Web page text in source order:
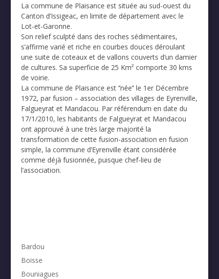
La commune de Plaisance est située au sud-ouest du
Canton d’Issigeac, en limite de département avec le
Lot-et-Garonne.
Son relief sculpté dans des roches sédimentaires,
s’affirme varié et riche en courbes douces déroulant
une suite de coteaux et de vallons couverts d’un damier
de cultures. Sa superficie de 25 Km² comporte 30 kms
de voirie.
La commune de Plaisance est ‘’née’’ le 1er Décembre
1972, par fusion – association des villages de Eyrenville,
Falgueyrat et Mandacou. Par référendum en date du
17/1/2010, les habitants de Falgueyrat et Mandacou
ont approuvé à une très large majorité la
transformation de cette fusion-association en fusion
simple, la commune d’Eyrenville étant considérée
comme déjà fusionnée, puisque chef-lieu de
l’association.
Bardou
Boisse
Bouniagues